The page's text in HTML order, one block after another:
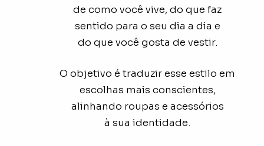
de como você vive, do que faz
sentido para o seu dia a dia e
do que você gosta de vestir.
O objetivo é traduzir esse estilo em
escolhas mais conscientes,
alinhando roupas e acessórios
à sua identidade.